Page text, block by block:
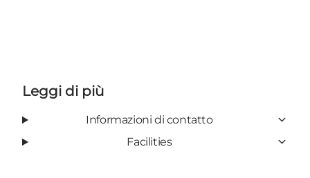
Leggi di più
Informazioni di contatto
Facilities